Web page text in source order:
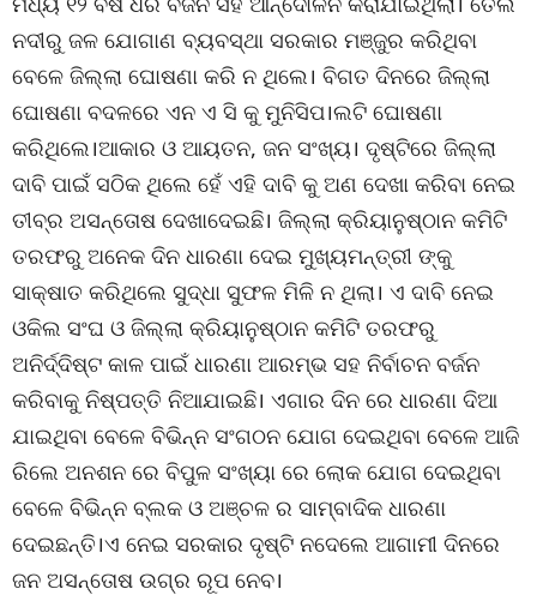
ନଦୀରୁ ଜଳ ଯୋଗାଣ ବ୍ୟବସ୍ଥା ସରକାର ମଞ୍ଜୁର କରିଥିବା
ବେଳେ ଜିଲ୍ଲା ଘୋଷଣା କରି ନ ଥିଲେ। ବିଗତ ଦିନରେ ଜିଲ୍ଲା
ଘୋଷଣା ବଦଳରେ ଏନ ଏ ସି କୁ ମୁନିସିପ।ଲଟି ଘୋଷଣା
କରିଥିଲେ।ଆକାର ଓ ଆୟତନ, ଜନ ସଂଖ୍ୟ। ଦୃଷ୍ଟିରେ ଜିଲ୍ଲା
ଦାବି ପାଇଁ ସଠିକ ଥିଲେ ହେଁ ଏହି ଦାବି କୁ ଅଣ ଦେଖା କରିବା ନେଇ
ତୀବ୍ର ଅସନ୍ତୋଷ ଦେଖାଦେଇଛି। ଜିଲ୍ଲା କ୍ରିୟାନୁଷ୍ଠାନ କମିଟି
ତରଫରୁ ଅନେକ ଦିନ ଧାରଣା ଦେଇ ମୁଖ୍ୟମନ୍ତ୍ରୀ ଙ୍କୁ
ସାକ୍ଷାତ କରିଥିଲେ ସୁଦ୍ଧା ସୁଫଳ ମିଳି ନ ଥିଲା। ଏ ଦାବି ନେଇ
ଓକିଲ ସଂଘ ଓ ଜିଲ୍ଲା କ୍ରିୟାନୁଷ୍ଠାନ କମିଟି ତରଫରୁ
ଅନିର୍ଦ୍ଦିଷ୍ଟ କାଳ ପାଇଁ ଧାରଣା ଆରମ୍ଭ ସହ ନିର୍ବାଚନ ବର୍ଜନ
କରିବାକୁ ନିଷ୍ପତ୍ତି ନିଆଯାଇଛି। ଏଗାର ଦିନ ରେ ଧାରଣା ଦିଆ
ଯାଇଥିବା ବେଳେ ବିଭିନ୍ନ ସଂଗଠନ ଯୋଗ ଦେଇଥିବା ବେଳେ ଆଜି
ରିଲେ ଅନଶନ ରେ ବିପୁଳ ସଂଖ୍ୟା ରେ ଲୋକ ଯୋଗ ଦେଇଥିବା
ବେଳେ ବିଭିନ୍ନ ବ୍ଲକ ଓ ଅଞ୍ଚଳ ର ସାମ୍ବାଦିକ ଧାରଣା
ଦେଇଛନ୍ତି।ଏ ନେଇ ସରକାର ଦୃଷ୍ଟି ନଦେଲେ ଆଗାମୀ ଦିନରେ
ଜନ ଅସନ୍ତୋଷ ଉଗ୍ର ରୂପ ନେବ।